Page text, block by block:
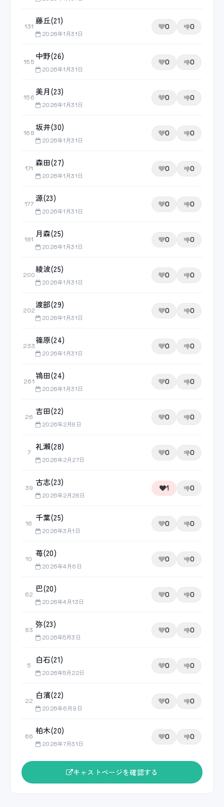
131
藤丘(21)
2026年1月31日
0 0
155
中野(26)
2026年1月31日
0 0
156
美月(23)
2026年1月31日
0 0
168
坂井(30)
2026年1月31日
0 0
171
森田(27)
2026年1月31日
0 0
177
源(23)
2026年1月31日
0 0
181
月森(25)
2026年1月31日
0 0
200
綾波(25)
2026年1月31日
0 0
202
渡部(29)
2026年1月31日
0 0
233
篠原(24)
2026年1月31日
0 0
261
鴇田(24)
2026年1月31日
0 0
26
吉田(22)
2026年2月8日
0 0
7
礼瀬(28)
2026年2月27日
0 0
39
古志(23)
2026年2月28日
1 0
16
千葉(25)
2026年3月1日
0 0
10
苺(20)
2026年4月6日
0 0
62
巴(20)
2026年4月13日
0 0
83
弥(23)
2026年5月3日
0 0
5
白石(21)
2026年5月22日
0 0
22
白濱(22)
2026年6月9日
0 0
66
柏木(20)
2026年7月31日
0 0
キャストページを確認する